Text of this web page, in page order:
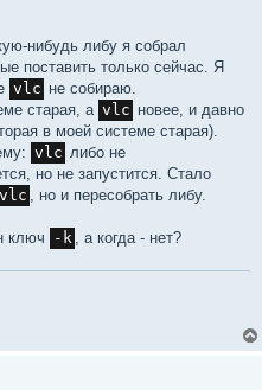
нибудь либу я собрал
поставить только сейчас. Я
vlc не собираю.
старая, а vlc новее, и давно
в моей системе старая).
vlc либо не
но не запустится. Стало
vlc , но и пересобрать либу.
ключ
-k , а когда - нет?